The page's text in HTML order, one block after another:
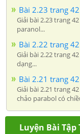
Bài 2.23 trang
Giải bài 2.23 trang
paranol...
Bài 2.22 trang
Giải bài 2.22 trang
dạng...
Bài 2.21 trang
Giải bài 2.21 trang
chảo parabol có
Luyện Bài Tập